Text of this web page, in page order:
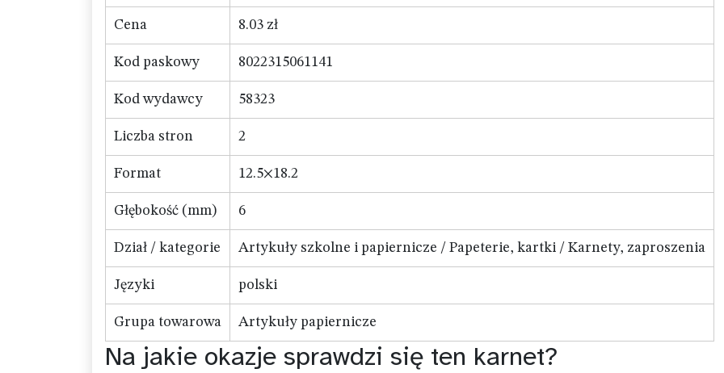
Cena 8.03 zł
Kod paskowy 8022315061141
Kod wydawcy 58323
Liczba stron 2
Format 12.5×18.2
Głębokość (mm) 6
Dział / kategorie Artykuły szkolne i papiernicze / Papeterie, kartki / Karnety, zaproszenia
Języki polski
Grupa towarowa Artykuły papiernicze
Na jakie okazje sprawdzi się ten karnet?